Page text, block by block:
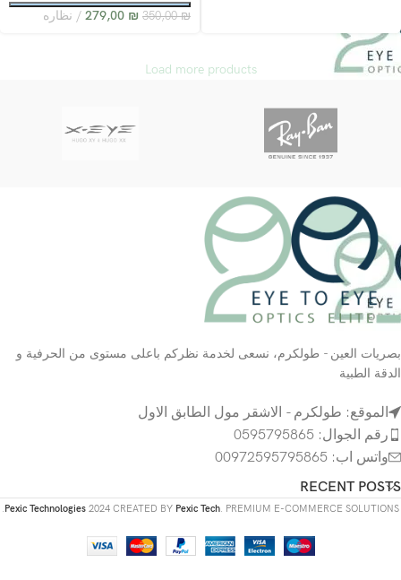
350,00₪
279,00 ₪ نظاره
Load more products
بصريات العين - طولكرم، نسعى لخدمة نظركم باعلى مستوى من الحرفية و
الدقة الطبية
الموقع: طولكرم - الاشقر مول الطابق الاول
رقم الجوال: 0595795865
واتس اب: 00972595795865
RECENT POSTS
Pexic Technologies 2024 CREATED BY Pexic Tech. PREMIUM E-COMMERCE SOLUTIONS.